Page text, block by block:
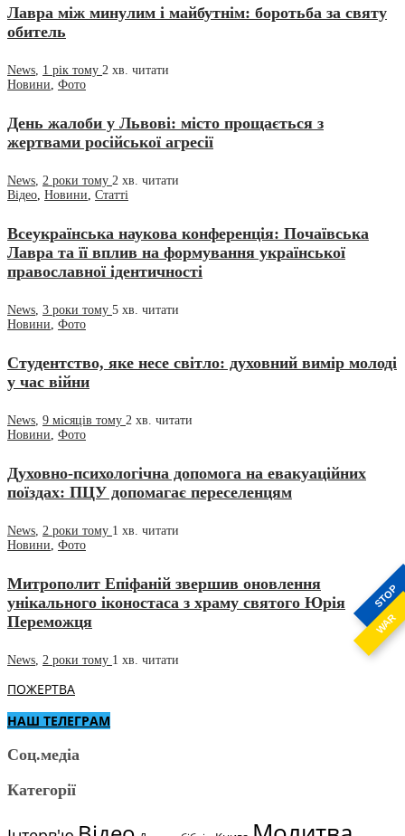
STOP
WAR
Лавра між минулим і майбутнім: боротьба за святу
обитель
News, 1 рік тому 2 хв. читати
Новини, Фото
День жалоби у Львові: місто прощається з
жертвами російської агресії
News, 2 роки тому 2 хв. читати
Відео, Новини, Статті
Всеукраїнська наукова конференція: Почаївська
Лавра та її вплив на формування української
православної ідентичності
News, 3 роки тому 5 хв. читати
Новини, Фото
Студентство, яке несе світло: духовний вимір молоді
у час війни
News 9 місяців тому 2 хв. читати
Новини Фото
Духовно-психологічна допомога на евакуаційних
поїздах: ПЦУ допомагає переселенцям
News 2 роки тому 1 хв. читати
Новини Фото
Митрополит Епіфаній звершив оновлення
унікального іконостаса з храму святого Юрія
Переможця
News 2 роки тому 1 хв. читати
ПОЖЕРТВА
НАШ ТЕЛЕГРАМ
Соц.медіа
Категорії